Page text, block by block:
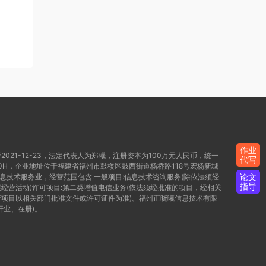
12-23，法定代表人为郑曦，注册资本为100万元人民币，统一
，企业地址位于福建省福州市鼓楼区鼓西街道杨桥路118号宏杨新城
术服务业，经营范围包含:一般项目:信息技术咨询服务(除依法须经
营活动)许可项目:第二类增值电信业务(依法须经批准的项目，经相关
目以相关部门批准文件或许可证件为准)。福州正晓曦信息技术有限
、在册)。
作业
代写
论文
指导